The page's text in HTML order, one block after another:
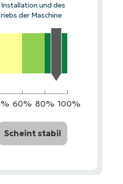
und des
der Maschine
60% 80% 100%
Scheint stabil